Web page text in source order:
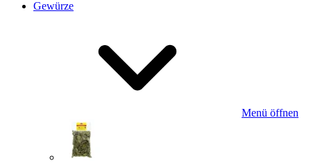
Gewürze
Menü öffnen